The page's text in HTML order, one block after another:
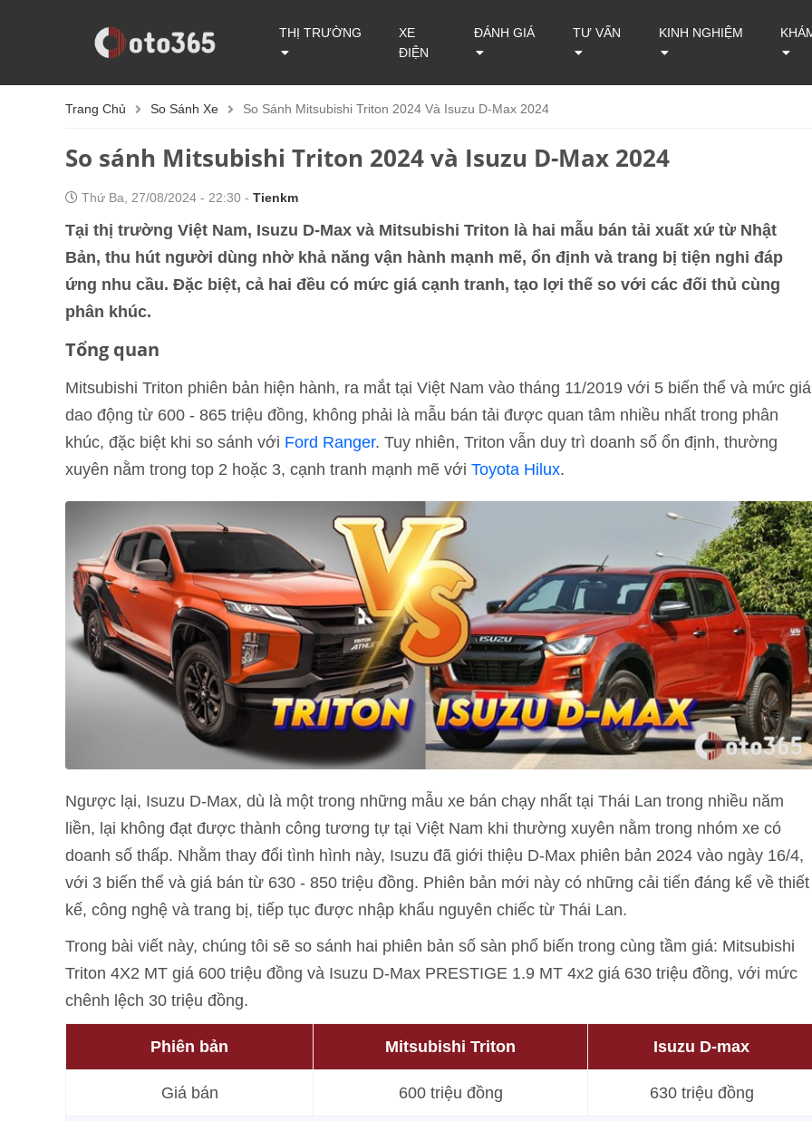
THỊ TRƯỜNG
XE
ĐIỆN
ĐÁNH GIÁ TƯ VẤN KINH NGHIỆM
Trang Chủ So Sánh Xe So Sánh Mitsubishi Triton 2024 Và Isuzu D-Max 2024
So sánh Mitsubishi Triton 2024 và Isuzu D-Max 2024
Thứ Ba, 27/08/2024 - 22:30 - Tienkm
Tại thị trường Việt Nam, Isuzu D-Max và Mitsubishi Triton là hai mẫu bán tải xuất xứ từ Nhật
Bản, thu hút người dùng nhờ khả năng vận hành mạnh mẽ, ổn định và trang bị tiện nghi đáp
ứng nhu cầu. Đặc biệt, cả hai đều có mức giá cạnh tranh, tạo lợi thế so với các đối thủ cùng
phân khúc.
Tổng quan
Mitsubishi Triton phiên bản hiện hành, ra mắt tại Việt Nam vào tháng 11/2019 với 5 biến thể và mức giá
dao động từ 600 - 865 triệu đồng, không phải là mẫu bán tải được quan tâm nhiều nhất trong phân
khúc, đặc biệt khi so sánh với Ford Ranger. Tuy nhiên, Triton vẫn duy trì doanh số ổn định, thường
xuyên nằm trong top 2 hoặc 3, cạnh tranh mạnh mẽ với Toyota Hilux.
Ngược lại, Isuzu D-Max, dù là một trong những mẫu xe bán chạy nhất tại Thái Lan trong nhiều năm
liền, lại không đạt được thành công tương tự tại Việt Nam khi thường xuyên nằm trong nhóm xe có
doanh số thấp. Nhằm thay đổi tình hình này, Isuzu đã giới thiệu D-Max phiên bản 2024 vào ngày 16/4,
với 3 biến thể và giá bán từ 630 - 850 triệu đồng. Phiên bản mới này có những cải tiến đáng kể về thiết
kế, công nghệ và trang bị, tiếp tục được nhập khẩu nguyên chiếc từ Thái Lan.
Trong bài viết này, chúng tôi sẽ so sánh hai phiên bản số sàn phổ biến trong cùng tầm giá: Mitsubishi
Triton 4X2 MT giá 600 triệu đồng và Isuzu D-Max PRESTIGE 1.9 MT 4x2 giá 630 triệu đồng, với mức
chênh lệch 30 triệu đồng.
Phiên bản Mitsubishi Triton Isuzu D-max
Giá bán 600 triệu đồng 630 triệu đồng